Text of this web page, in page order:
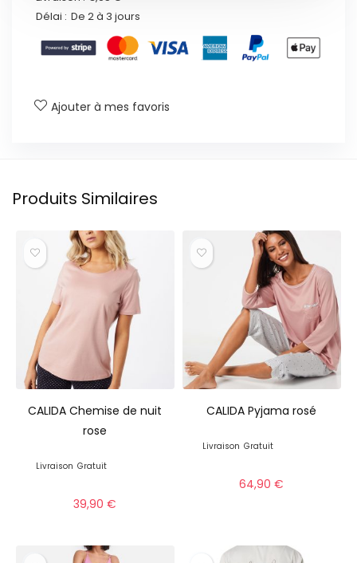
Délai : De 2 à 3 jours
Ajouter à mes favoris
Produits Similaires
CALIDA Chemise de nuit
rose
Livraison Gratuit
39,90€
CALIDA Pyjama rosé
Livraison Gratuit
64,90€